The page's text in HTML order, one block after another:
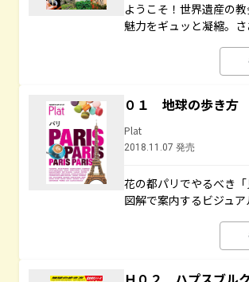
ようこそ！世界遺産の
魅力をギュッと凝縮。さ
０１ 地球の歩き
Plat
2018.11.07 発売
花の都パリでやるべき
図解で案内するビジュア